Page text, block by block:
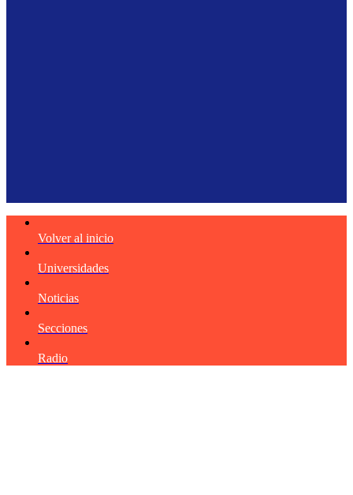
Volver al inicio
Universidades
Noticias
Secciones
Radio